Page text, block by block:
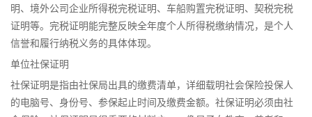
明、境外公司企业所得税完税证明、车船购置完税证明、契税完税
证明等。完税证明能完整反映全年度个人所得税缴纳情况，是个人
信誉和履行纳税义务的具体体现。
单位社保证明
社保证明是指由社保局出具的缴费清单，详细载明社会保险投保人
的电脑号、身份号、参保起止时间及缴费金额。社保证明必须由社